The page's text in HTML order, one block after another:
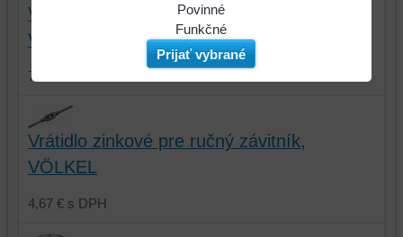
Vrátidlo oceľové pre ručný závitník,
VÖLKEL
7,63 €
Vrátidlo zinkové pre ručný závitník,
VÖLKEL
4,67 € s DPH
Povinné
údaje
na
vašom
zariadení
cookie
Funkčné
vašom
zariadení
(súbory
a
Prijať vybrané